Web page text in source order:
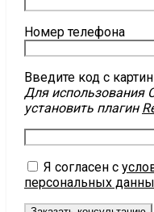
Номер телефона
Введите код с
Для использования
установить плагин
Я согласен с
персональных